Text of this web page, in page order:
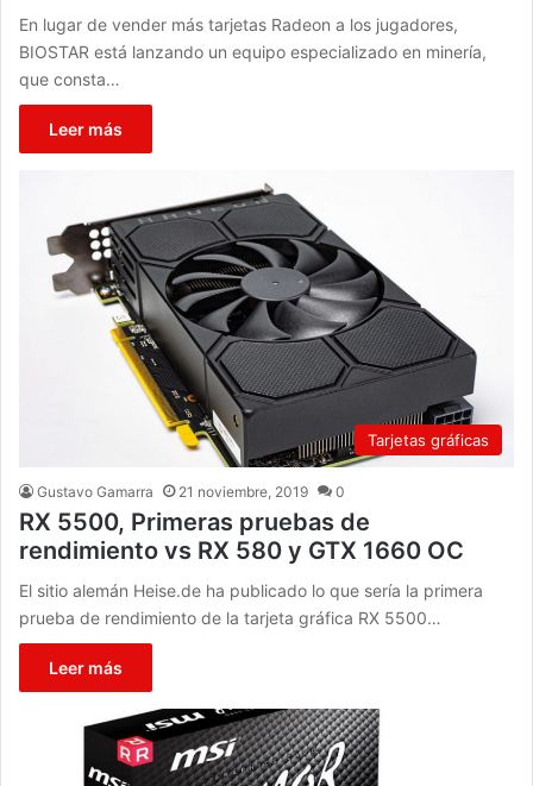
En lugar de vender más tarjetas Radeon a los jugadores,
BIOSTAR está lanzando un equipo especializado en minería,
que consta…
Leer más
Tarjetas gráficas
Gustavo Gamarra 21 noviembre, 2019 0
RX 5500, Primeras pruebas de
rendimiento vs RX 580 y GTX 1660 OC
El sitio alemán Heise.de ha publicado lo que sería la primera
prueba de rendimiento de la tarjeta gráfica RX 5500…
Leer más